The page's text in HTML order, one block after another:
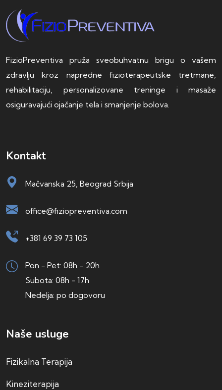
FizioPreventiva pruža sveobuhvatnu brigu o vašem
zdravlju kroz napredne fizioterapeutske tretmane,
rehabilitaciju, personalizovane treninge i masaže
osiguravajući ojačanje tela i smanjenje bolova.
Kontakt
Mačvanska 25, Beograd Srbija
office@fiziopreventiva.com
+381 69 39 73 105
Pon - Pet: 08h - 20h
Subota: 08h - 17h
Nedelja: po dogovoru
Naše usluge
Fizikalna Terapija
Kineziterapija